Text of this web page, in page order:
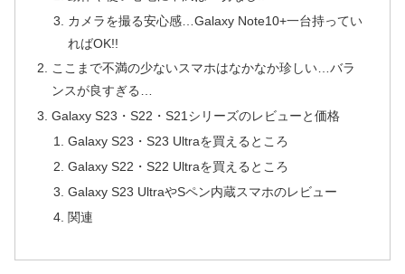
カメラを撮る安心感…Galaxy Note10+一台持ってい
ればOK!!
ここまで不満の少ないスマホはなかなか珍しい…バラ
ンスが良すぎる…
Galaxy S23・S22・S21シリーズのレビューと価格
Galaxy S23・S23 Ultraを買えるところ
Galaxy S22・S22 Ultraを買えるところ
Galaxy S23 UltraやSペン内蔵スマホのレビュー
関連